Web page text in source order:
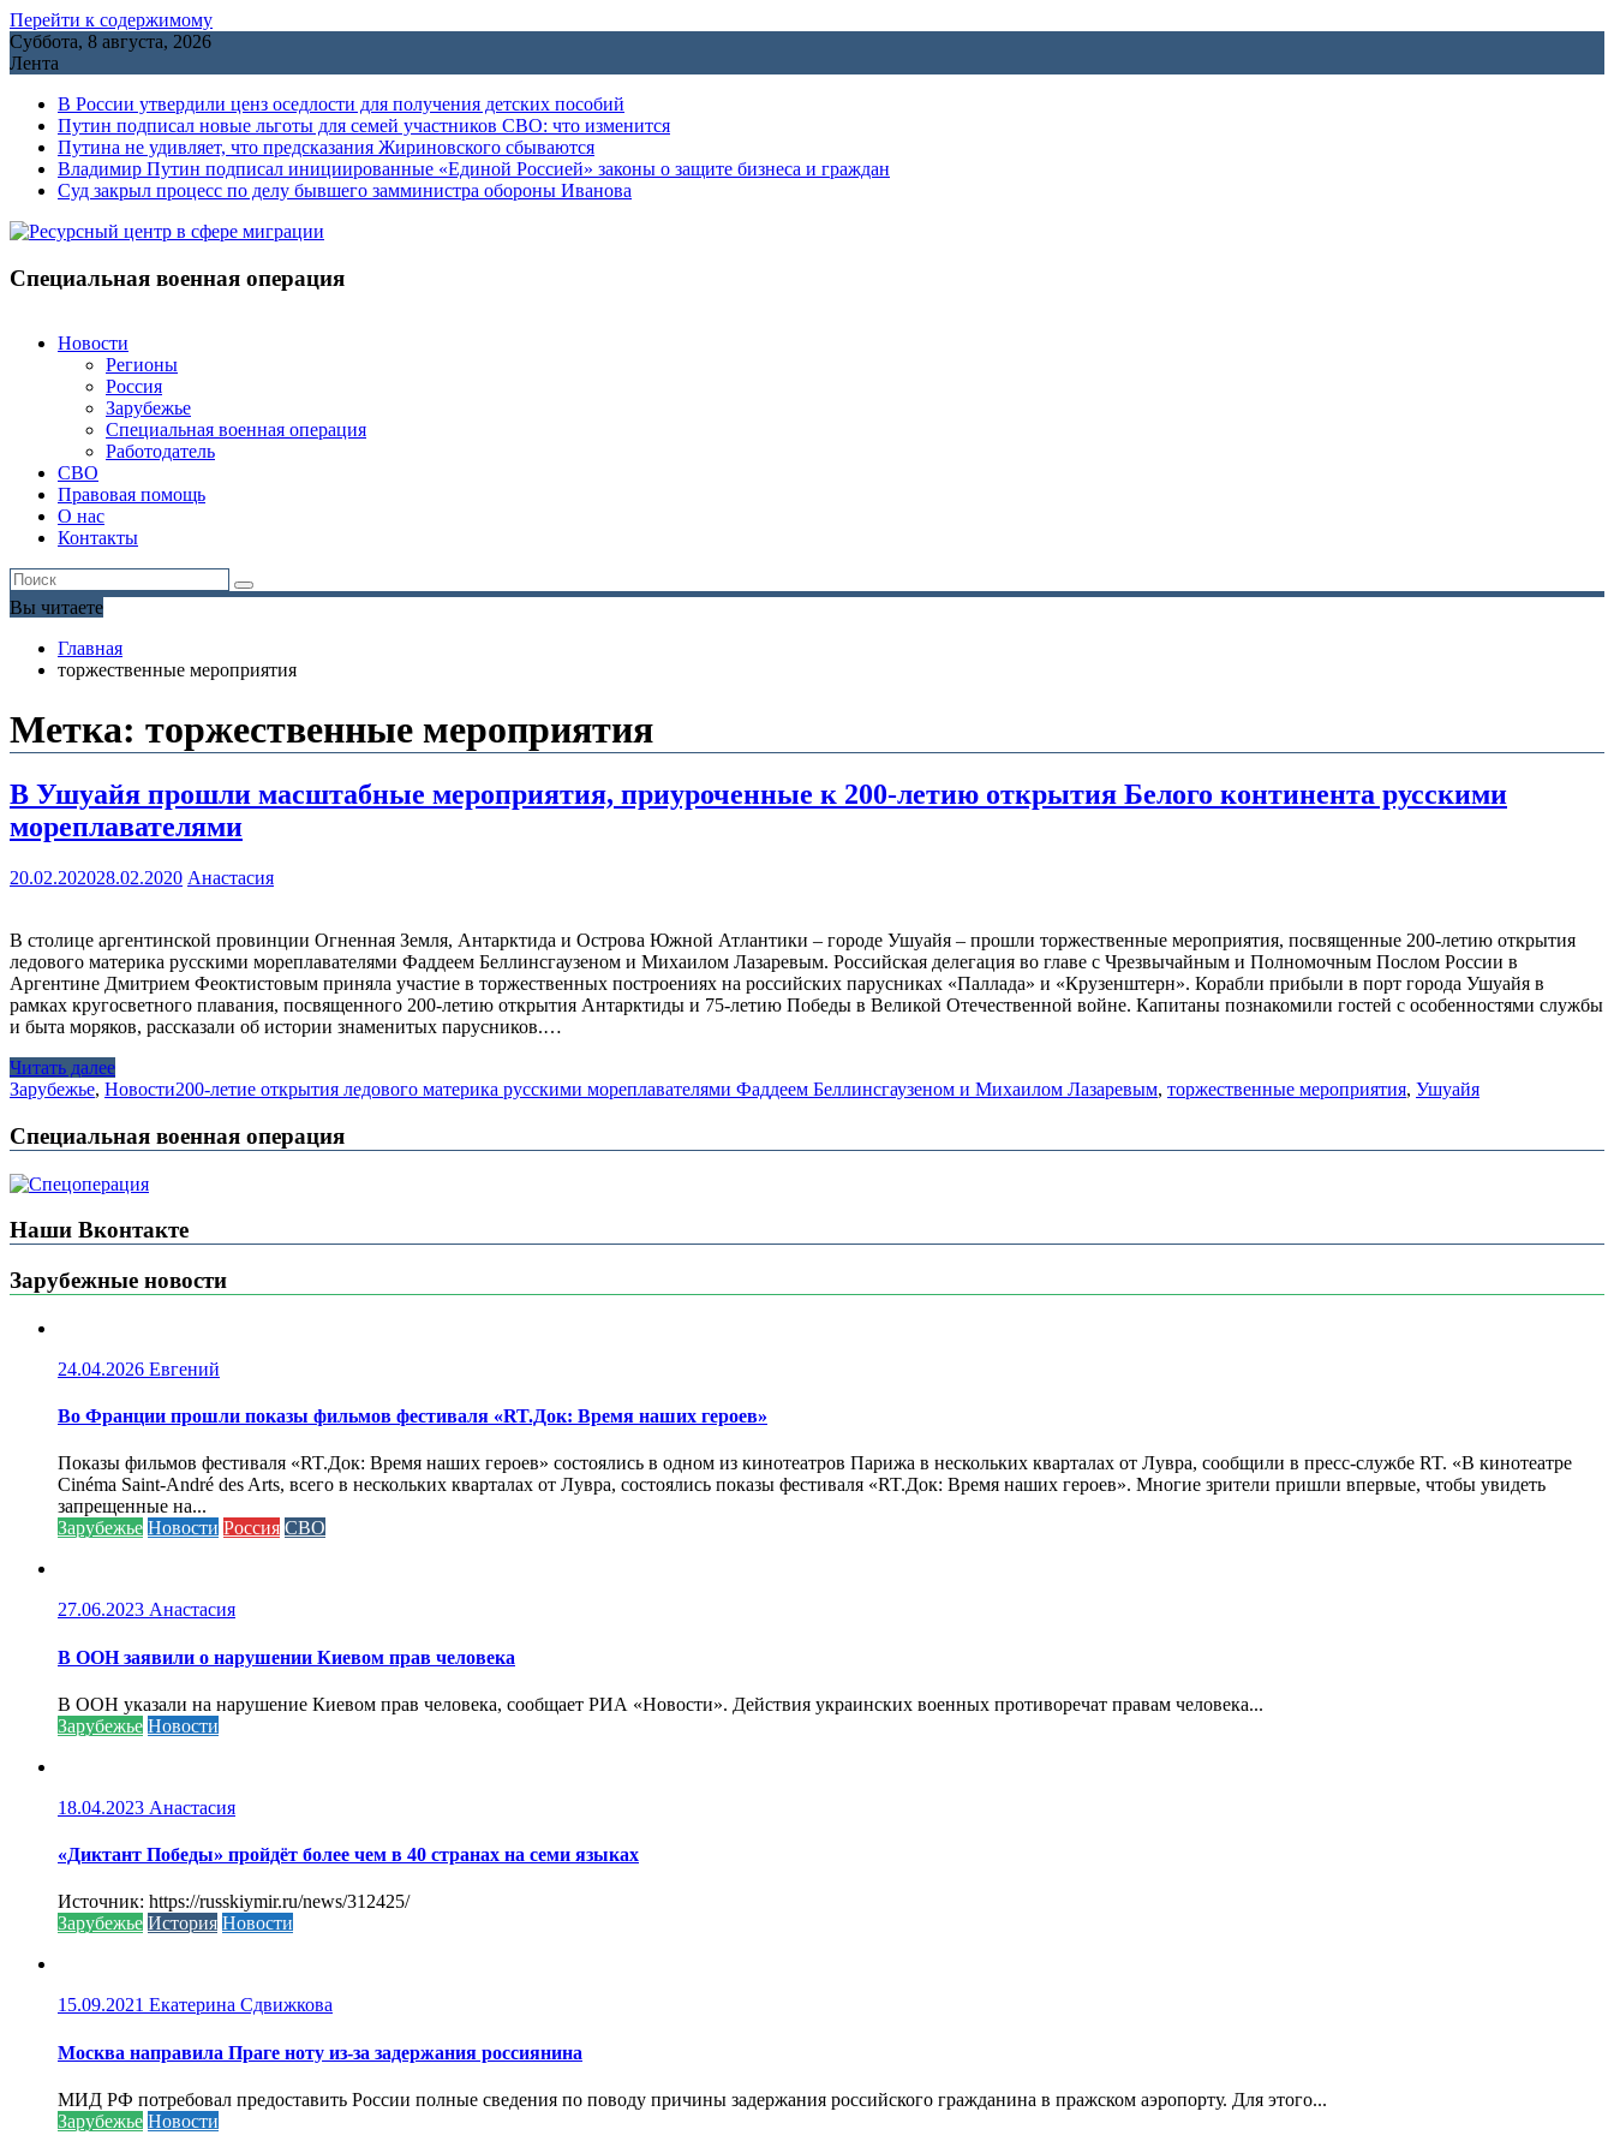
Перейти к содержимому
Суббота, 8 августа, 2026
Лента
В России утвердили ценз оседлости для получения детских пособий
Путин подписал новые льготы для семей участников СВО: что изменится
Путина не удивляет, что предсказания Жириновского сбываются
Владимир Путин подписал инициированные «Единой Россией» законы о защите бизнеса и граждан
Cуд закрыл процесс по делу бывшего замминистра обороны Иванова
Специальная военная операция
Новости
Регионы
Россия
Зарубежье
Специальная военная операция
Работодатель
СВО
Правовая помощь
О нас
Контакты
Вы читаете
Главная
торжественные мероприятия
Метка: торжественные мероприятия
В Ушуайя прошли масштабные мероприятия, приуроченные к 200-летию открытия Белого континента русскими
мореплавателями
20.02.202028.02.2020 Анастасия
В столице аргентинской провинции Огненная Земля, Антарктида и Острова Южной Атлантики – городе Ушуайя – прошли торжественные мероприятия, посвященные 200-летию открытия
ледового материка русскими мореплавателями Фаддеем Беллинсгаузеном и Михаилом Лазаревым. Российская делегация во главе с Чрезвычайным и Полномочным Послом России в
Аргентине Дмитрием Феоктистовым приняла участие в торжественных построениях на российских парусниках «Паллада» и «Крузенштерн». Корабли прибыли в порт города Ушуайя в
рамках кругосветного плавания, посвященного 200-летию открытия Антарктиды и 75-летию Победы в Великой Отечественной войне. Капитаны познакомили гостей с особенностями службы
и быта моряков, рассказали об истории знаменитых парусников.…
Читать далее
Зарубежье, Новости200-летие открытия ледового материка русскими мореплавателями Фаддеем Беллинсгаузеном и Михаилом Лазаревым, торжественные мероприятия, Ушуайя
Специальная военная операция
Наши Вконтакте
Зарубежные новости
24.04.2026 Евгений
Во Франции прошли показы фильмов фестиваля «RT.Док: Время наших героев»
Показы фильмов фестиваля «RT.Док: Время наших героев» состоялись в одном из кинотеатров Парижа в нескольких кварталах от Лувра, сообщили в пресс-службе RT. «В кинотеатре
Cinéma Saint-André des Arts, всего в нескольких кварталах от Лувра, состоялись показы фестиваля «RT.Док: Время наших героев». Многие зрители пришли впервые, чтобы увидеть
запрещенные на...
Зарубежье Новости Россия СВО
27.06.2023 Анастасия
В ООН заявили о нарушении Киевом прав человека
В ООН указали на нарушение Киевом прав человека, сообщает РИА «Новости». Действия украинских военных противоречат правам человека...
Зарубежье Новости
18.04.2023 Анастасия
«Диктант Победы» пройдёт более чем в 40 странах на семи языках
Источник: https://russkiymir.ru/news/312425/
Зарубежье История Новости
15.09.2021 Екатерина Сдвижкова
Москва направила Праге ноту из-за задержания россиянина
МИД РФ потребовал предоставить России полные сведения по поводу причины задержания российского гражданина в пражском аэропорту. Для этого...
Зарубежье Новости